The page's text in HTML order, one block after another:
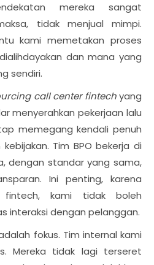
mereka sangat
tidak menjual mimpi.
kami memetakan proses
dan mana yang
sendiri.
call center fintechyang
menyerahkan pekerjaan lalu
memegang kendali penuh
Tim BPO bekerja di
dengan standar yang sama,
Ini penting, karena
fintech, kami tidak boleh
interaksi dengan pelanggan.
fokus. Tim internal kami
Mereka tidak lagi terseret